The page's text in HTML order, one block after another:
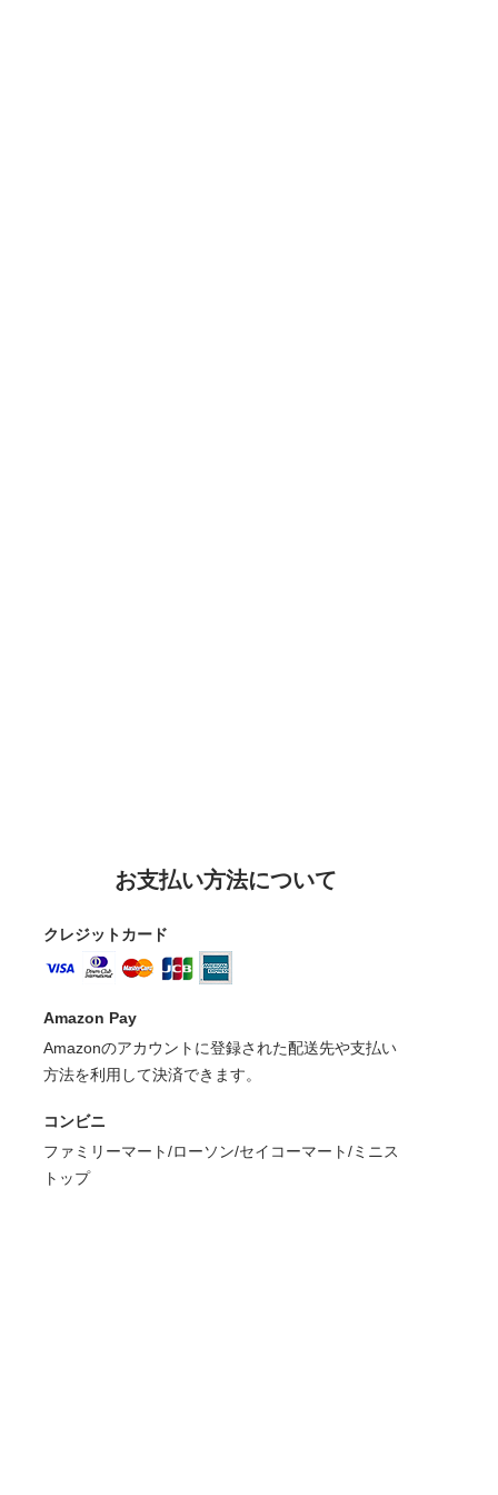
お支払い方法について
クレジットカード
Amazon Pay
Amazonのアカウントに登録された配送先や支払い
方法を利用して決済できます。
コンビニ
ファミリーマート/ローソン/セイコーマート/ミニス
トップ